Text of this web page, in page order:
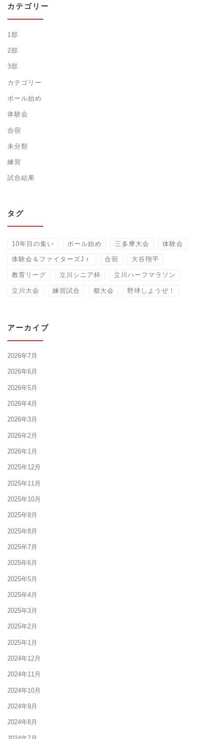
カテゴリー
1部
2部
3部
カテゴリー
ボール始め
体験会
合宿
未分類
練習
試合結果
タグ
10年目の集い ボール始め 三多摩大会 体験会
体験会＆ファイターズJｒ 合宿 大谷翔平
教育リーグ 立川シニア杯 立川ハーフマラソン
立川大会 練習試合 都大会 野球しようぜ！
アーカイブ
2026年7月
2026年6月
2026年5月
2026年4月
2026年3月
2026年2月
2026年1月
2025年12月
2025年11月
2025年10月
2025年9月
2025年8月
2025年7月
2025年6月
2025年5月
2025年4月
2025年3月
2025年2月
2025年1月
2024年12月
2024年11月
2024年10月
2024年9月
2024年8月